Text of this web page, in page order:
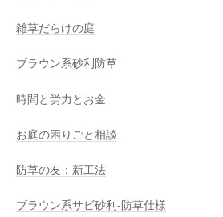
雑草だらけの庭
ブラウン系砂利防草
時間と労力とお金
お庭の困りごと相談
防草の友：新工法
ブラウン系サビ砂利-防草仕様